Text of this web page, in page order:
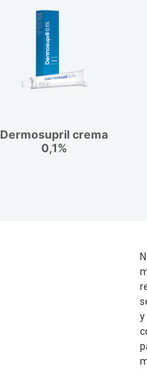
Dermosupril crema
0,1%
y